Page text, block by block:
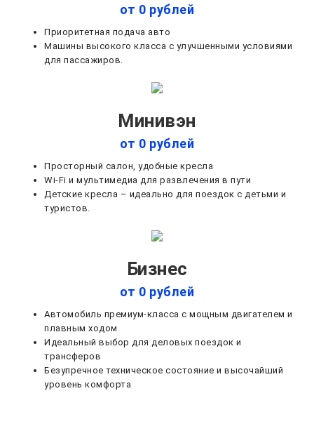
от 0 рублей
Приоритетная подача авто
Машины высокого класса с улучшенными условиями
для пассажиров.
Минивэн
от 0 рублей
Просторный салон, удобные кресла
Wi-Fi и мультимедиа для развлечения в пути
Детские кресла – идеально для поездок с детьми и
туристов.
Бизнес
от 0 рублей
Автомобиль премиум-класса с мощным двигателем и
плавным ходом
Идеальный выбор для деловых поездок и
трансферов
Безупречное техническое состояние и высочайший
уровень комфорта